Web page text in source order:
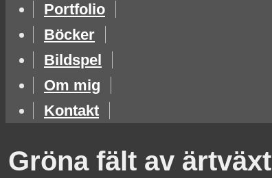
Portfolio
Böcker
Bildspel
Om mig
Kontakt
Gröna fält av ärtväxt